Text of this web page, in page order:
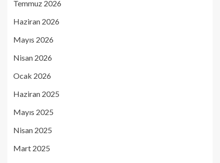
Temmuz 2026
Haziran 2026
Mayıs 2026
Nisan 2026
Ocak 2026
Haziran 2025
Mayıs 2025
Nisan 2025
Mart 2025